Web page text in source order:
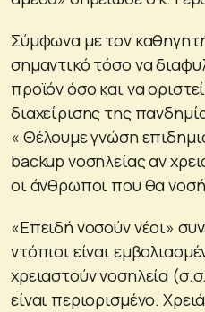
Σύμφωνα με τον
σημαντικό τόσο να
προϊόν όσο και να
διαχείρισης της
« Θέλουμε γνώση
backup νοσηλείας αν
οι άνθρωποι που θα
«Επειδή νοσούν νέοι»
ντόπιοι είναι
χρειαστούν νοσηλεία
είναι περιορισμένο.